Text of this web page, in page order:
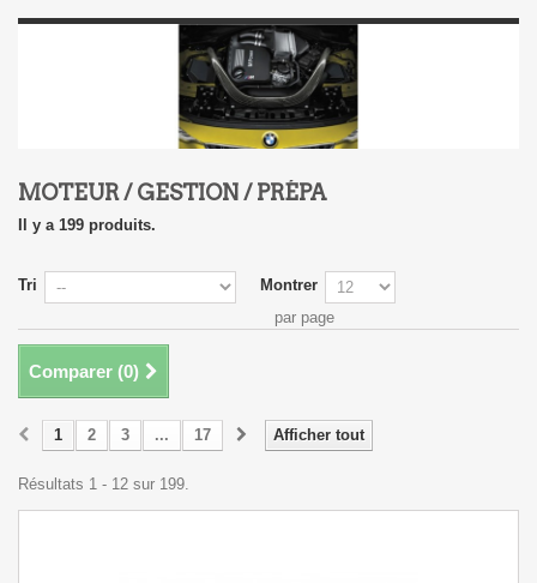
MOTEUR / GESTION / PRÉPA
Il y a 199 produits.
Tri
Montrer
par page
Comparer (0)
Afficher tout
1 2 3 ... 17
Résultats 1 - 12 sur 199.